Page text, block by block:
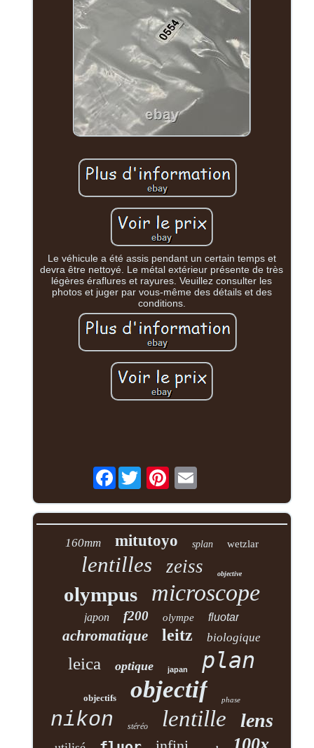
Le véhicule a été assis pendant un certain temps et
devra être nettoyé. Le métal extérieur présente de très
légères éraflures et rayures. Veuillez consulter les
photos et juger par vous-même des détails et des
conditions.
Facebook
160mm mitutoyo splan wetzlar
lentilles zeiss objective
olympus microscope
japon f200 olympe fluotar
achromatique leitz biologique
leica optique japan plan
objectifs objectif phase
nikon stéréo lentille lens